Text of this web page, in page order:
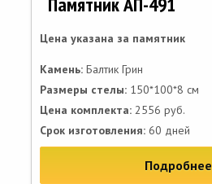
Цена указана за памятник
Камень: Балтик Грин
Размеры стелы: 150*100*8 см
Цена комплекта: 2556 руб.
Срок изготовления: 60 дней
Подробнее